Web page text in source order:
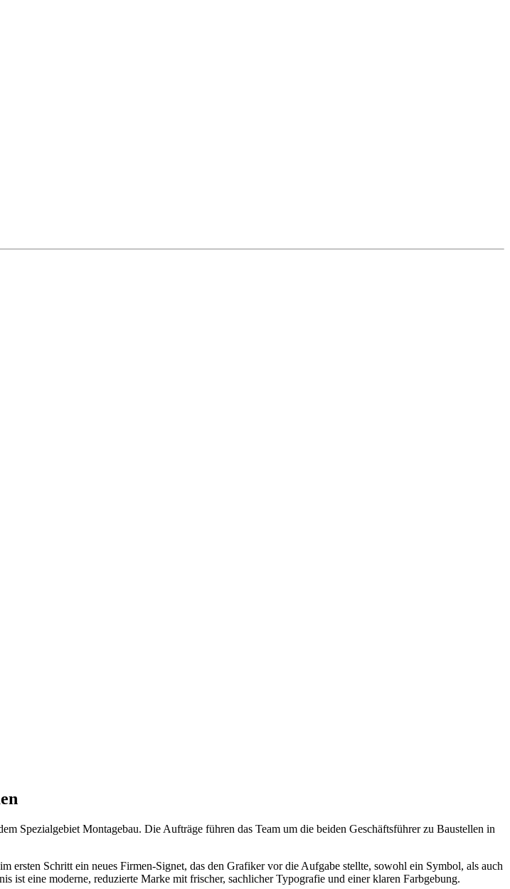
Spezialgebiet Montagebau. Die Aufträge führen das Team um die beiden Geschäftsführer zu Baustellen in
ersten Schritt ein neues Firmen-Signet, das den Grafiker vor die Aufgabe stellte, sowohl ein Symbol, als auch
ist eine moderne, reduzierte Marke mit frischer, sachlicher Typografie und einer klaren Farbgebung.